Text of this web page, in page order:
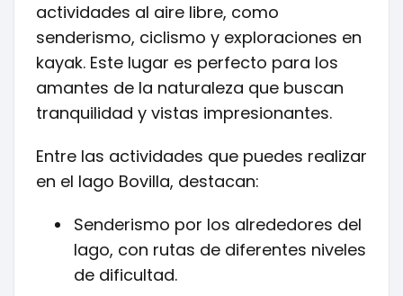
actividades al aire libre, como
senderismo, ciclismo y exploraciones en
kayak. Este lugar es perfecto para los
amantes de la naturaleza que buscan
tranquilidad y vistas impresionantes.
Entre las actividades que puedes realizar
en el lago Bovilla, destacan:
Senderismo por los alrededores del
lago, con rutas de diferentes niveles
de dificultad.